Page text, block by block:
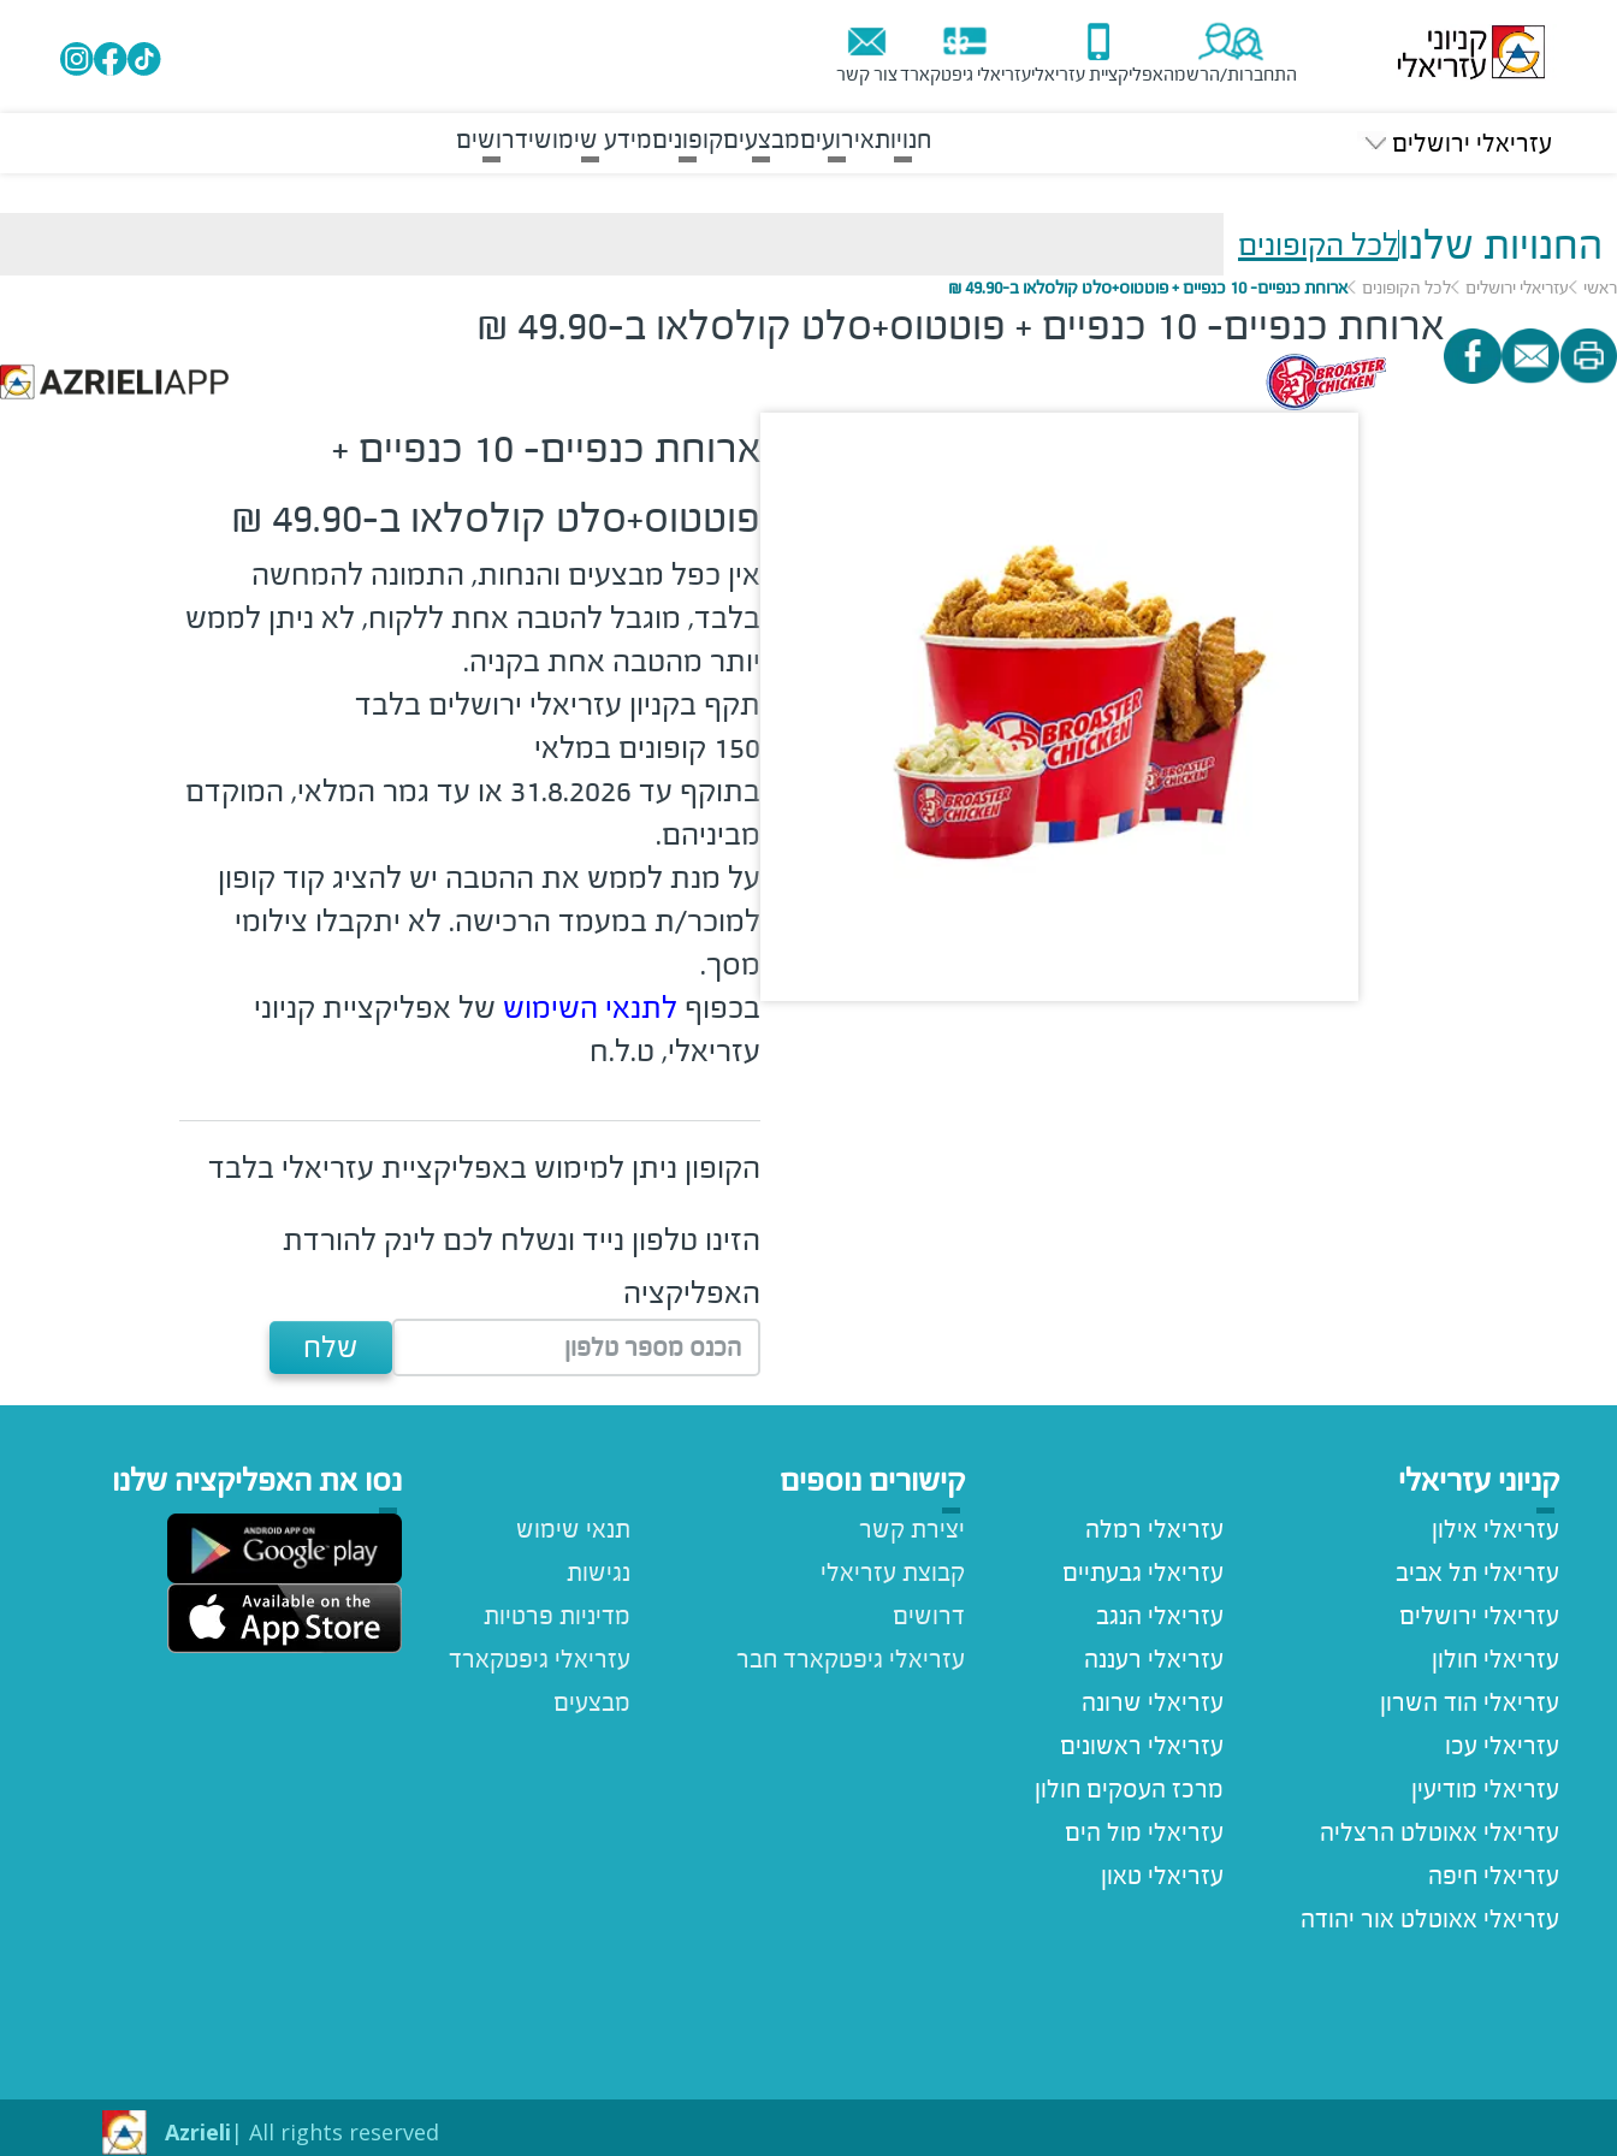
התחברות/הרשמהאפליקציית עזריאליעזריאלי גיפטקארדצור קשר
עזריאלי ירושלים חנויותאירועיםמבצעיםקופוניםמידע שימושידרושים
החנויות שלנולכל הקופונים
ראשי עזריאלי ירושלים לכל הקופונים ארוחת כנפיים- 10 כנפיים + פוטטוס+סלט קולסלאו ב-49.90 ₪
ארוחת כנפיים- 10 כנפיים + פוטטוס+סלט קולסלאו ב-49.90 ₪
ארוחת כנפיים- 10 כנפיים +
פוטטוס+סלט קולסלאו ב-49.90 ₪
אין כפל מבצעים והנחות, התמונה להמחשה
בלבד, מוגבל להטבה אחת ללקוח, לא ניתן לממש
יותר מהטבה אחת בקניה.
תקף בקניון עזריאלי ירושלים בלבד
150 קופונים במלאי
בתוקף עד 31.8.2026 או עד גמר המלאי, המוקדם
מביניהם.
על מנת לממש את ההטבה יש להציג קוד קופון
למוכר/ת במעמד הרכישה. לא יתקבלו צילומי
מסך.
בכפוף לתנאי השימוש של אפליקציית קניוני
עזריאלי, ט.ל.ח
הקופון ניתן למימוש באפליקציית עזריאלי בלבד
הזינו טלפון נייד ונשלח לכם לינק להורדת
האפליקציה
הכנס מספר טלפון שלח
קניוני עזריאלי
עזריאלי אילון
עזריאלי תל אביב
עזריאלי ירושלים
עזריאלי חולון
עזריאלי הוד השרון
עזריאלי עכו
עזריאלי מודיעין
עזריאלי אאוטלט הרצליה
עזריאלי חיפה
עזריאלי אאוטלט אור יהודה
עזריאלי רמלה
עזריאלי גבעתיים
עזריאלי הנגב
עזריאלי רעננה
עזריאלי שרונה
עזריאלי ראשונים
מרכז העסקים חולון
עזריאלי מול הים
עזריאלי טאון
קישורים נוספים
תנאי שימוש
נגישות
מדיניות פרטיות
עזריאלי גיפטקארד
מבצעים
יצירת קשר
קבוצת עזריאלי
דרושים
נסו את האפליקציה שלנו
All rights reserved |
Azrieli